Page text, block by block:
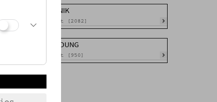
TECHNIK
Gesamt [2082]
ABBILDUNG
Gesamt [950]